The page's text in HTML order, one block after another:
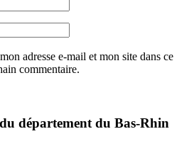
adresse e-mail et mon site dans ce
commentaire.
département du Bas-Rhin